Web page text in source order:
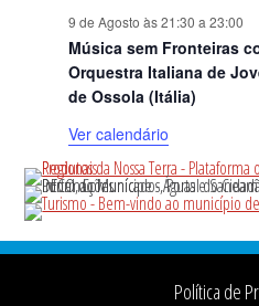
9 de Agosto às 21:30 a 23:00
Música sem Fronteiras
Orquestra Italiana de
de Ossola (Itália)
Ver calendário
Footer
Política de